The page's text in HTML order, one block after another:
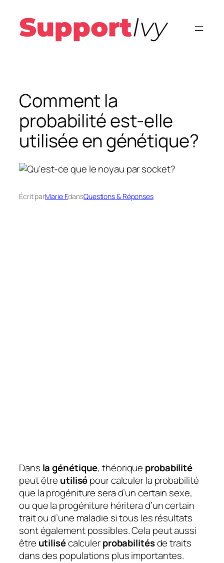
contenu
Comment la
probabilité est-elle
utilisée en génétique?
Écrit parMarie F.dansQuestions & Réponses
Dans la génétique, théorique probabilité
peut être utilisépour calculer la probabilité
que la progéniture sera d’un certain sexe,
ou que la progéniture héritera d’un certain
trait ou d’une maladie si tous les résultats
sont également possibles. Cela peut aussi
être utilisécalculerprobabilitésde traits
dans des populations plus importantes.